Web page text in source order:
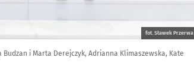
fot. Sławek Przerwa
Budzan i Marta Derejczyk, Adrianna Klimaszewska, Kate